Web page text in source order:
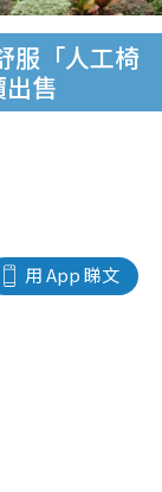
服「人工椅
售
用 App 睇文